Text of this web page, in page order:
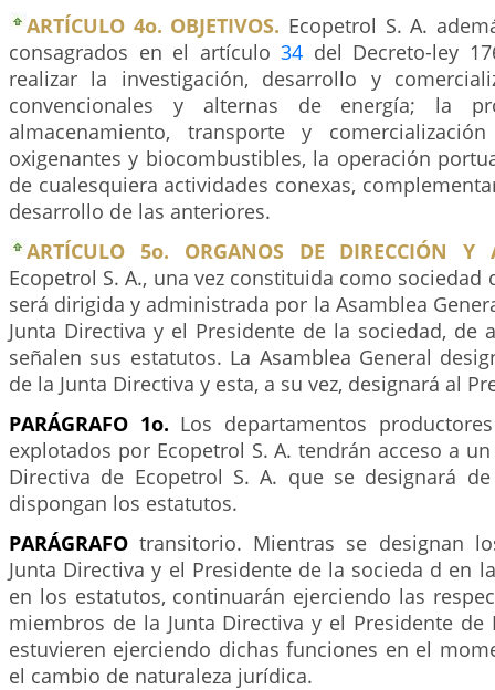
ARTÍCULO 4o. OBJETIVOS. Ecopetrol S. A.
consagrados en el artículo 34 del Decreto-ley
realizar la investigación, desarrollo y
convencionales y alternas de energía; la
almacenamiento, transporte y
oxigenantes y biocombustibles, la operación
de cualesquiera actividades conexas,
desarrollo de las anteriores.
ARTÍCULO 5o. ORGANOS DE DIRECCIÓN Y
Ecopetrol S. A., una vez constituida como sociedad
será dirigida y administrada por la Asamblea
Junta Directiva y el Presidente de la sociedad, de
señalen sus estatutos. La Asamblea General
de la Junta Directiva y esta, a su vez, designará al
PARÁGRAFO 1o. Los departamentos
explotados por Ecopetrol S. A. tendrán acceso a
Directiva de Ecopetrol S. A. que se designará
dispongan los estatutos.
PARÁGRAFO transitorio. Mientras se designan
Junta Directiva y el Presidente de la socieda d en
en los estatutos, continuarán ejerciendo las
miembros de la Junta Directiva y el Presidente de
estuvieren ejerciendo dichas funciones en el
el cambio de naturaleza jurídica.